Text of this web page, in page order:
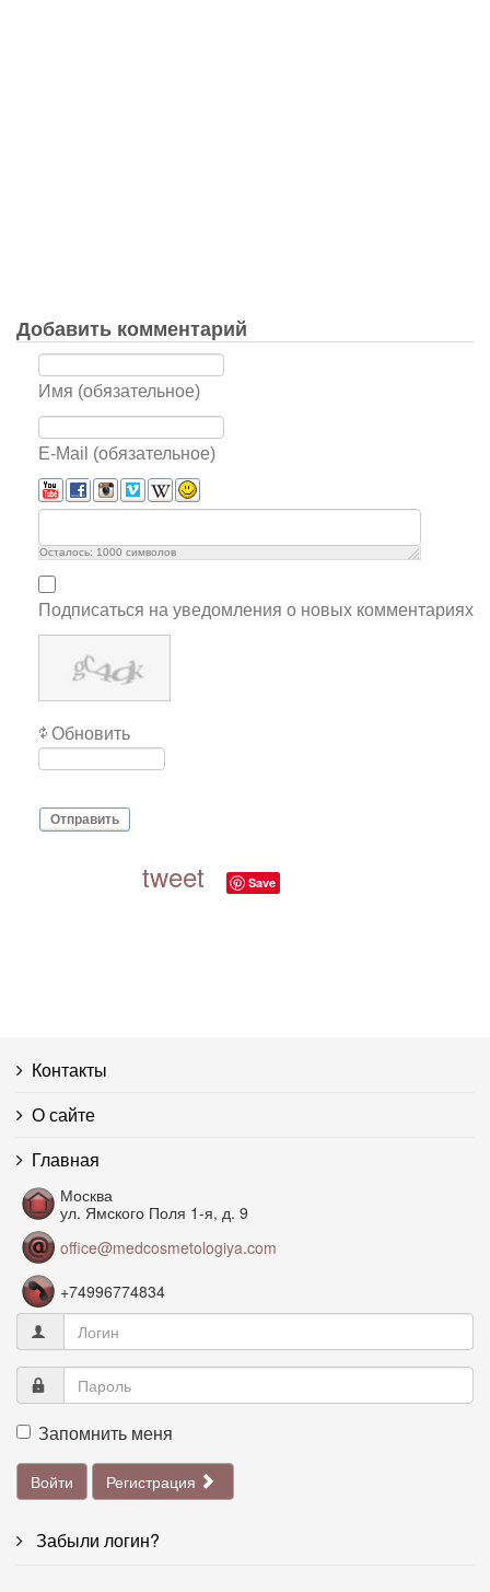
Добавить комментарий
Имя (обязательное)
E-Mail (обязательное)
Осталось: 1000 символов
Подписаться на уведомления о новых комментариях
Обновить
Отправить
tweet Save
Контакты
О сайте
Главная
Москва
ул. Ямского Поля 1-я, д. 9
office@medcosmetologiya.com
+74996774834
Запомнить меня
Войти Регистрация
Забыли логин?